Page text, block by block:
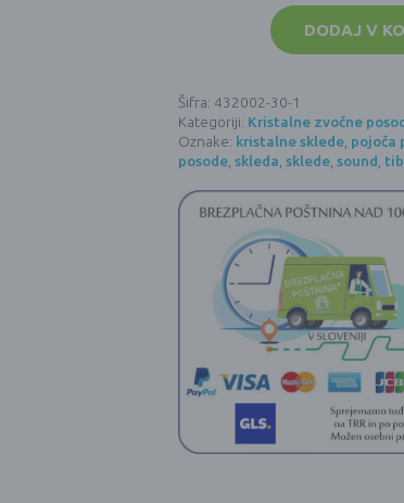
-
LOTUS
ČAKRE
-
SAKRALNA
30cm
DODAJ V
Šifra: 432002-30-1
Kategoriji: Kristalne zvočne
Oznake: kristalne sklede, pojoča
posode, skleda, sklede, sound,